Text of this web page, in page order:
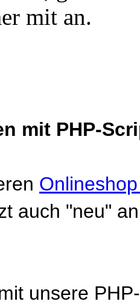
mit an.
mit PHP-
auch "neu"
unsere